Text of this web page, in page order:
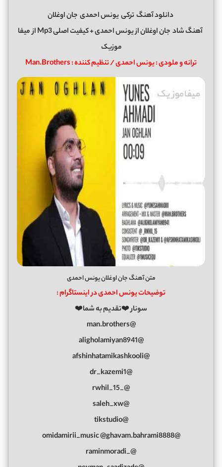
دانلود آهنگترکییونس احمدی جان اوغلان
آهنگ شاد جان اوغلانازیونس احمدی+ کیفیت اصلی Mp3 از
میفا
موزیک
ترانه و ملودی : یونس احمدی / تنظیم کننده : Man.Brothers
متن آهنگ جان اوغلان یونس احمدی
توضیحات یونس احمدی در اینستاگرام :
سونار ❤️تقدیم به شما❤️
@man.brothers
@aligholamiyan8941
@afshinhatamikashkooli
@dr_kazemi1
@_rwhil_15
@saleh_xw
@tikstudio
@omidamirii_music @ghavam.bahrami8888
@_raminmoradi